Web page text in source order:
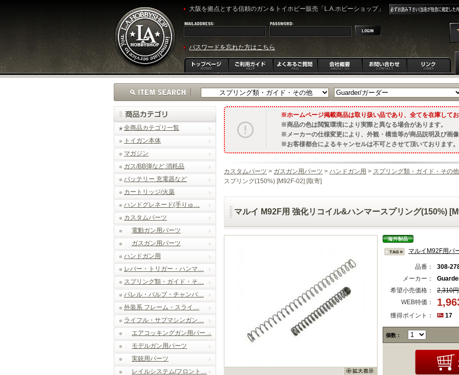
大阪を拠点とする信頼のガン＆トイホビー販売「L.A.ホビーショップ」
パスワードを忘れた方はこちら
全商品カテゴリ一覧
トイガン本体
マガジン
ガス/BB弾など 消耗品
バッテリー 充電器など
カートリッジ/火薬
ハンドグレネード(手りゅ…
カスタムパーツ
電動ガン用パーツ
ガスガン用パーツ
ハンドガン用
レバー・トリガー・ハンマ…
スプリング類・ガイド・そ…
バレル・バルブ・チャンバ…
外装系 フレーム・スライ…
ライフル・サブマシンガン…
エアコッキングガン用パー…
モデルガン用パーツ
実銃用パーツ
レイルシステム/フロント…
ホームページ掲載商品は取り扱い品であり、全てを在庫してお
商品の色は閲覧環境により実際と異なる場合があります。
メーカーの仕様変更により、外観・構造等が商品説明及び画
お客様都合によるキャンセルは不可とさせて頂いております。
カスタムパーツ > ガスガン用パーツ > ハンドガン用 > スプリング類・ガイド・その他
スプリング(150%) [M92F-02] [取寄]
マルイ M92F用 強化リコイル&ハンマースプリング(150%)
マルイM92F用パ
品番：
308-
メーカー：
希望小売価格：
2,310円
WEB特価：
獲得ポイント：
17
個数：